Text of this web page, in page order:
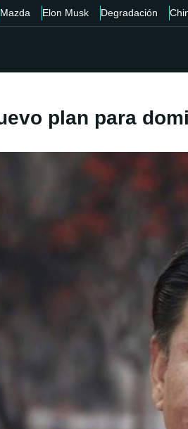
Mazda Elon Musk Degradación
plan para